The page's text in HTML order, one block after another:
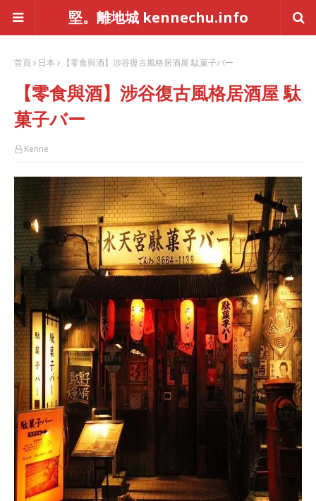
堅。離地城 kennechu.info
首頁 日本 【零食與酒】涉谷復古風格居酒屋 駄菓子バー
【零食與酒】涉谷復古風格居酒屋 駄
菓子バー
Kenne